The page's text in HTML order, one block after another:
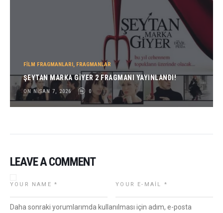
FILM FRAGMANLARI, FRAGMANLAR
ŞEYTAN MARKA GIYER 2 FRAGMANI YAYINLANDI!
ON NISAN 7, 2026 0
LEAVE A COMMENT
Daha sonraki yorumlarımda kullanılması için adım, e-posta